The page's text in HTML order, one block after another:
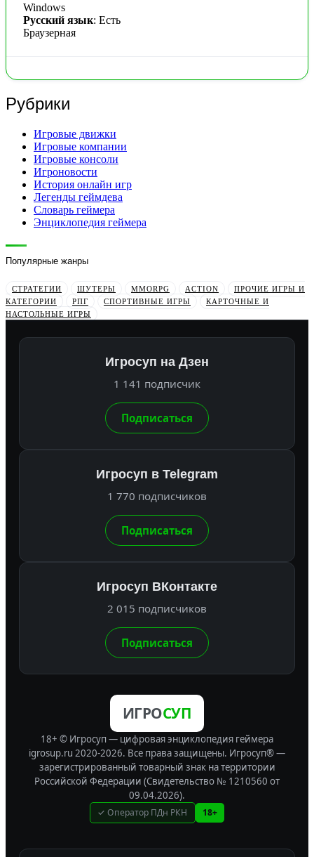
Windows
Русский язык: Есть
Браузерная
Рубрики
Игровые движки
Игровые компании
Игровые консоли
Игроновости
История онлайн игр
Легенды геймдева
Словарь геймера
Энциклопедия геймера
Популярные жанры
СТРАТЕГИИ ШУТЕРЫ MMORPG ACTION
ПРОЧИЕ ИГРЫ И
КАТЕГОРИИ
РПГ СПОРТИВНЫЕ ИГРЫ
КАРТОЧНЫЕ И
НАСТОЛЬНЫЕ ИГРЫ
Игросуп на Дзен
1 141 подписчик
Подписаться
Игросуп в Telegram
1 770 подписчиков
Подписаться
Игросуп ВКонтакте
2 015 подписчиков
Подписаться
ИГРОСУП
18+ © Игросуп — цифровая энциклопедия геймера
igrosup.ru 2020-2026. Все права защищены. Игросуп® —
зарегистрированный товарный знак на территории
Российской Федерации (Свидетельство № 1210560 от
09.04.2026).
✓ Оператор ПДн РКН 18+